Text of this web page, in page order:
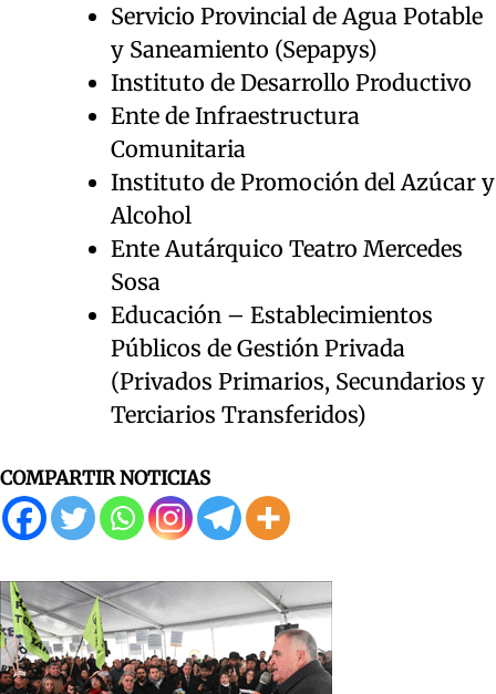
Servicio Provincial de Agua Potable
y Saneamiento (Sepapys)
Instituto de Desarrollo Productivo
Ente de Infraestructura
Comunitaria
Instituto de Promoción del Azúcar y
Alcohol
Ente Autárquico Teatro Mercedes
Sosa
Educación – Establecimientos
Públicos de Gestión Privada
(Privados Primarios, Secundarios y
Terciarios Transferidos)
COMPARTIR NOTICIAS